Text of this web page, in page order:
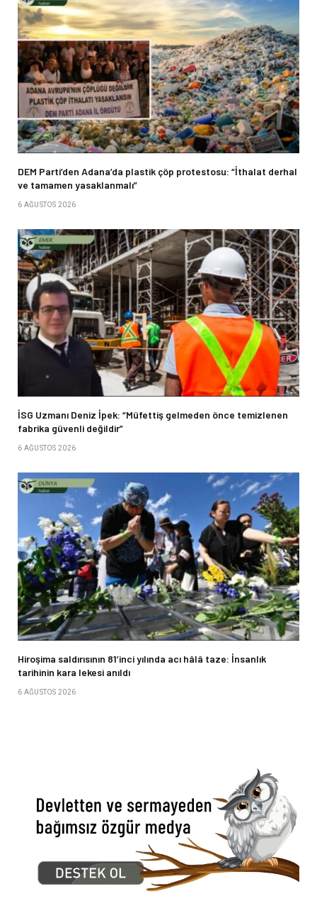
DEM Parti’den Adana’da plastik çöp protestosu: “İthalat derhal
ve tamamen yasaklanmalı”
6 AĞUSTOS 2026
İSG Uzmanı Deniz İpek: “Müfettiş gelmeden önce temizlenen
fabrika güvenli değildir”
6 AĞUSTOS 2026
Hiroşima saldırısının 81’inci yılında acı hâlâ taze: İnsanlık
tarihinin kara lekesi anıldı
6 AĞUSTOS 2026